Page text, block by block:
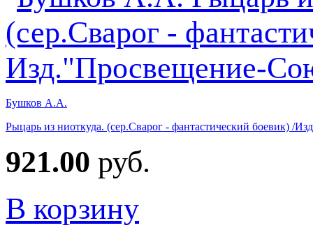
Бушков А.А.
Рыцарь из ниоткуда. (сер.Сварог - фантастический боевик) /
921.00 руб.
В корзину